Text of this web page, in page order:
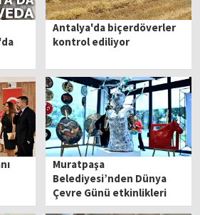
Antalya'da biçerdöverler
kontrol ediliyor
Muratpaşa
Belediyesi’nden Dünya
Çevre Günü etkinlikleri